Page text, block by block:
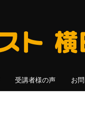
受講者様の声 お